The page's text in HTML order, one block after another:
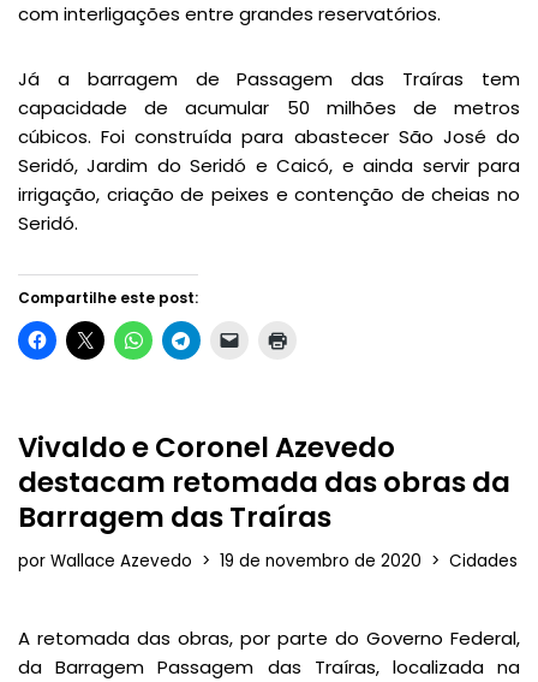
com interligações entre grandes reservatórios.
Já a barragem de Passagem das Traíras tem
capacidade de acumular 50 milhões de metros
cúbicos. Foi construída para abastecer São José do
Seridó, Jardim do Seridó e Caicó, e ainda servir para
irrigação, criação de peixes e contenção de cheias no
Seridó.
Compartilhe este post:
Vivaldo e Coronel Azevedo
destacam retomada das obras da
Barragem das Traíras
por Wallace Azevedo 19 de novembro de 2020 Cidades
A retomada das obras, por parte do Governo Federal,
da Barragem Passagem das Traíras, localizada na